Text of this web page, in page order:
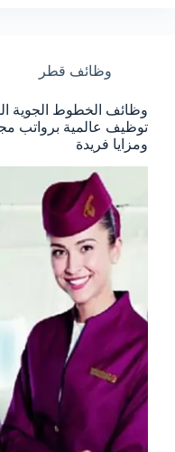
وظائف قطر
ومزايا فريدة